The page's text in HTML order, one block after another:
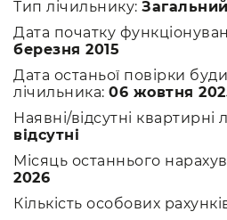
Тип лічильнику:
Дата початку
березня 2015
Дата останьої повірки
лічильника: 06 жовтня
Наявні/відсутні
відсутні
Місяць останнього
2026
Кількість особових